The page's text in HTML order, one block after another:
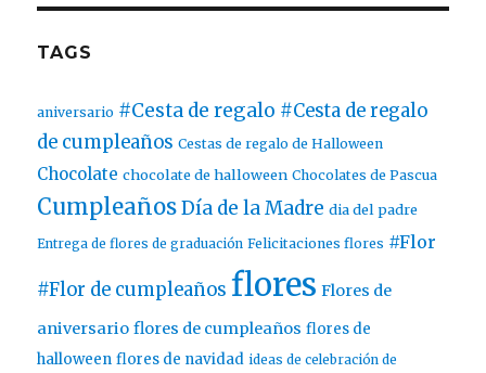
TAGS
aniversario #Cesta de regalo #Cesta de regalo
de cumpleaños Cestas de regalo de Halloween
Chocolate chocolate de halloween Chocolates de Pascua
Cumpleaños Día de la Madre dia del padre
Entrega de flores de graduación Felicitaciones flores #Flor
#Flor de cumpleaños flores Flores de
aniversario flores de cumpleaños flores de
halloween flores de navidad ideas de celebración de